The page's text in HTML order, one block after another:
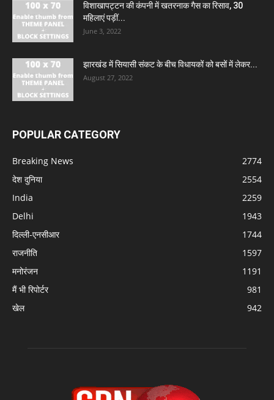
विशाखापट्टन की कंपनी में खतरनाक गैस का रिसाव, 30
महिलाएं पड़ीं...
June 3, 2022
झारखंड में सियासी संकट के बीच विधायकों को बसों में लेकर...
August 27, 2022
POPULAR CATEGORY
Breaking News
2774
देश दुनिया
2554
India
2259
Delhi
1943
दिल्ली-एनसीआर
1744
राजनीति
1597
मनोरंजन
1191
मैं भी रिपोर्टर
981
खेल
942